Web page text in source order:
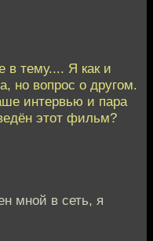
в тему.... Я как и
но вопрос о другом.
интервью и пара
этот фильм?
мной в сеть, я